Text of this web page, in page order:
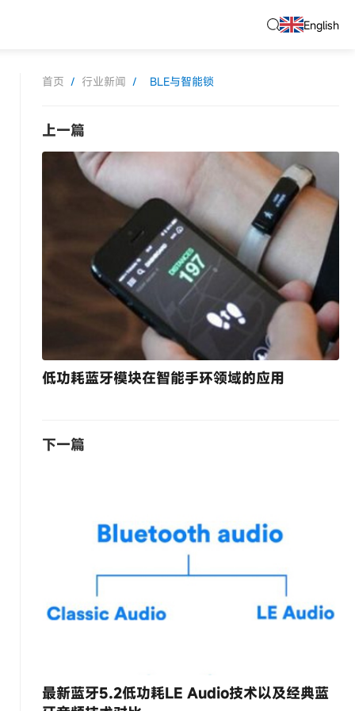
English
首页 / 行业新闻 / BLE与智能锁
上一篇
低功耗蓝牙模块在智能手环领域的应用
下一篇
最新蓝牙5.2低功耗LE Audio技术以及经典蓝